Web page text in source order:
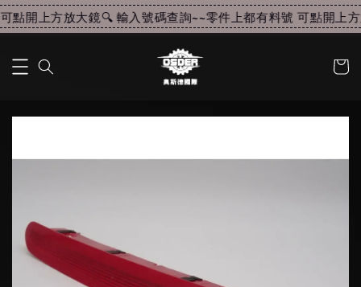
點開上方放大鏡🔍 輸入號碼查詢~~零件上都有料號 可點開上方